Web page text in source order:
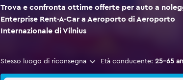
Trova e confronta ottime offerte per auto a
Enterprise Rent-A-Car a Aeroporto di Aeroporto
Internazionale di Vilnius
Stesso luogo di riconsegna Età conducente: 25-65